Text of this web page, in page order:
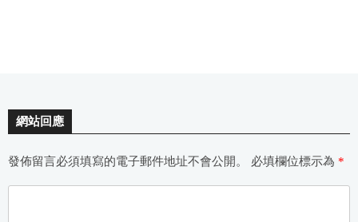
網站回應
發佈留言必須填寫的電子郵件地址不會公開。 必填欄位標示為 *